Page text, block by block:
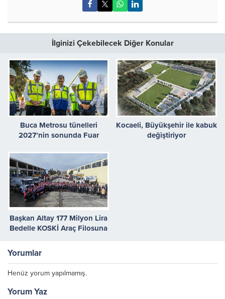
İlginizi Çekebilecek Diğer Konular
Buca Metrosu tünelleri
2027’nin sonunda Fuar
Kocaeli, Büyükşehir ile kabuk
değiştiriyor
Başkan Altay 177 Milyon Lira
Bedelle KOSKİ Araç Filosuna
Yorumlar
Henüz yorum yapılmamış.
Yorum Yaz